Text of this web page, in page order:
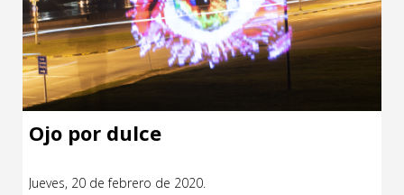
Ojo por dulce
Jueves, 20 de febrero de 2020.